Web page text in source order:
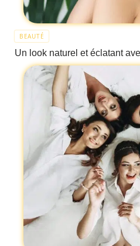
BEAUTÉ
Un look naturel et éclatant